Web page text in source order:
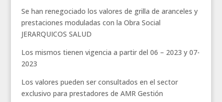
Se han renegociado los valores de grilla de aranceles y
prestaciones moduladas con la Obra Social
JERARQUICOS SALUD
Los mismos tienen vigencia a partir del 06 – 2023 y 07-
2023
Los valores pueden ser consultados en el sector
exclusivo para prestadores de AMR Gestión